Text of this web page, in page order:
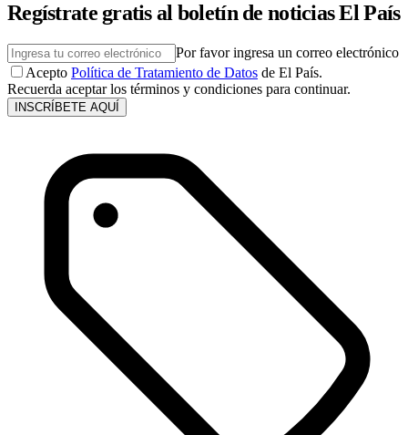
Regístrate gratis al boletín de noticias El País
Por favor ingresa un correo electrónico
Acepto Política de Tratamiento de Datos de El País.
Recuerda aceptar los términos y condiciones para continuar.
INSCRÍBETE AQUÍ